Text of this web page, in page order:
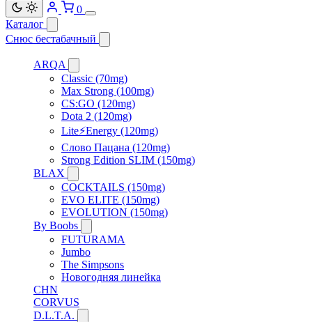
0
Каталог
Снюс бестабачный
ARQA
Classic (70mg)
Max Strong (100mg)
CS:GO (120mg)
Dota 2 (120mg)
Lite⚡Energy (120mg)
Слово Пацана (120mg)
Strong Edition SLIM (150mg)
BLAX
COCKTAILS (150mg)
EVO ELITE (150mg)
EVOLUTION (150mg)
By Boobs
FUTURAMA
Jumbo
The Simpsons
Новогодняя линейка
CHN
CORVUS
D.L.T.A.